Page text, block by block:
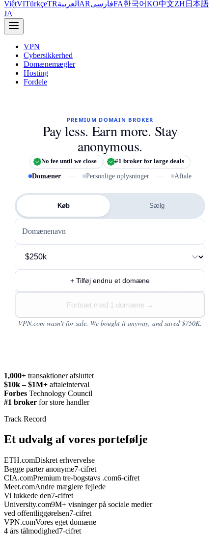
ViệtVITürkçeTRالعربية ARفارسیFA한국어KO中文ZH 日本語
JA
VPN
Cybersikkerhed
Domænemægler
Hosting
Fordele
PREMIUM DOMAIN BROKER
Pay less. Earn more. Stay
anonymous.
No fee until we close #1 broker for large deals
Domæner Personlige oplysninger Aftale
De domæner du vil have hjælp med
Køb Sælg
Domænenavn
+ Tilføj endnu et domæne
Fortsæt med 1 domæne →
VPN.com wasn't for sale. We bought it anyway, and saved $750K.
1,000+ transaktioner afsluttet
$10k – $1M+ aftaleinterval
Forbes Technology Council
#1 broker for store handler
Track Record
Et udvalg af vores portefølje
ETH.comDiskret erhvervelse
Begge parter anonyme7-cifret
CIA.comPremium tre-bogstavs .com6-cifret
Meet.comAndre mæglere fejlede
Vi lukkede den7-cifret
University.com9M+ visninger på sociale medier
ved offentliggørelsen7-cifret
VPN.comVores eget domæne
4 års tålmodighed7-cifret